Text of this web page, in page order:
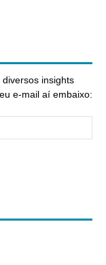
insights
e-mail aí embaixo: